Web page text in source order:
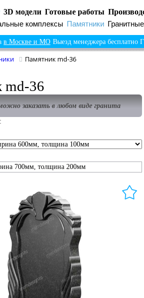
3D модели Готовые работы
комплексы Памятники
в Москве и МО Выезд менеджера бесплатно
Памятник md-36
md-36
заказать в любом виде гранита
700мм, толщина 200мм